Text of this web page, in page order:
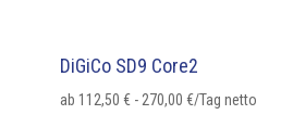
DiGiCo SD9 Core2
ab 112,50 €- 270,00 €/Tag netto